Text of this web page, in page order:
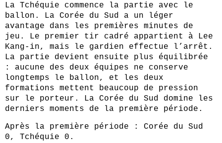
La Tchéquie commence la partie avec le
ballon. La Corée du Sud a un léger
avantage dans les premières minutes de
jeu. Le premier tir cadré appartient à Lee
Kang-in, mais le gardien effectue l’arrêt.
La partie devient ensuite plus équilibrée
: aucune des deux équipes ne conserve
longtemps le ballon, et les deux
formations mettent beaucoup de pression
sur le porteur. La Corée du Sud domine les
derniers moments de la première période.
Après la première période : Corée du Sud
0, Tchéquie 0.